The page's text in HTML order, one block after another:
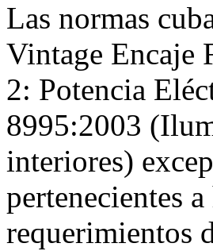
Las normas
Vintage Encaje
2: Potencia
8995:2003
interiores)
pertenecientes
requerimientos